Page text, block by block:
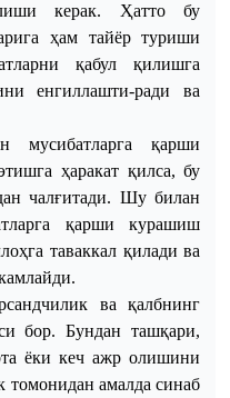
керак. Ҳатто бу
ҳам тайёр туриши
қабул қилишга
енгиллашти-ради ва
мусибатларга қарши
ҳаракат қилса, бу
чалғитади. Шу билан
қарши курашиш
таваккал қилади ва
ва қалбнинг
бор. Бундан ташқари,
ёки кеч ажр олишини
томонидан амалда синаб